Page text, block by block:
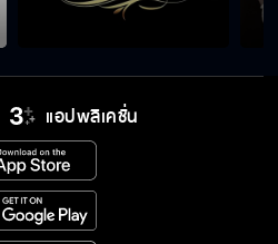
แอปพลิเคชั่น